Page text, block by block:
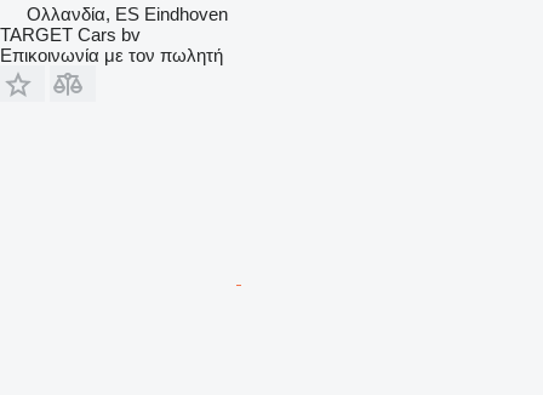
Ολλανδία, ES Eindhoven
TARGET Cars bv
Επικοινωνία με τον πωλητή